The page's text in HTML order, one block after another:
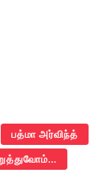
பத்மா அர்விந்த்